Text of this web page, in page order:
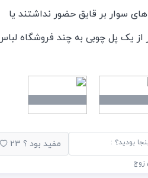
سوار بر قایق حضور نداشتند یا
11 صبح نبودند. با عبور از یک پل چوبی به چند فروشگاه
نخی داشتند. اطراف فلوتینگ
نکته جالب یا زیبایی خاصی
باشند.
بودید؟ :
زوج
مفید بود ؟ 23